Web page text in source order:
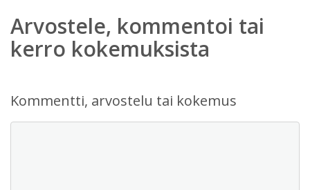
Arvostele, kommentoi tai
kerro kokemuksista
Kommentti, arvostelu tai kokemus